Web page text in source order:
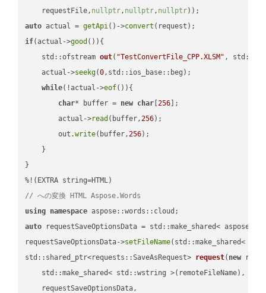
    requestFile,
nullptr, nullptr, nullptr))
auto actual = getApi()->convert
if(actual->good ()){
std::ofstream out( "TestConvertFile_CPP.XLSM" ,
    actual->
seekg(0,std::ios_base::beg);
while(!actual->eof()){
char* buffer = new char [256 ];
        actual->
read (buffer,256);
        out.
write(buffer,256);
    }
}
// への変換 HTML Aspose.Words
using namespace
auto requestSaveOptionsData = std::make_shared<
requestSaveOptionsData->setFileName(std::make_shared<
std::shared_ptr<requests::SaveAsRequest> request( new
    std::make_shared< std::wstring >(remoteFileName),
    requestSaveOptionsData,